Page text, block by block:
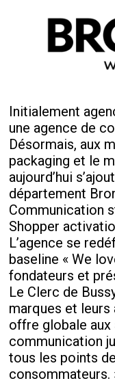
Initialement
une agence de
Désormais, aux
packaging et le
aujourd’hui
département
Communication
Shopper
L’agence se
baseline « We
fondateurs et
Le Clerc de
marques et leurs
offre globale aux
communication
tous les points
consommateurs.